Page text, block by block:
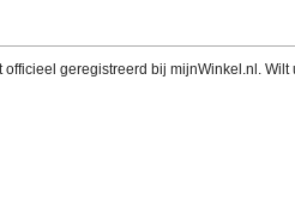
geregistreerd bij mijnWinkel.nl. Wilt